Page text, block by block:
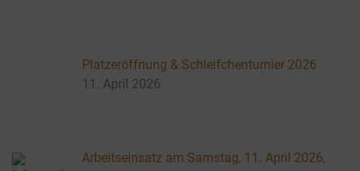
Platzeröffnung & Schleifchenturnier 2026
11. April 2026
Arbeitseinsatz am Samstag, 11. April 2026,